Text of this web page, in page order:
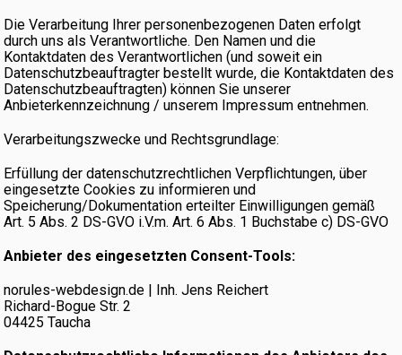
Die Verarbeitung Ihrer personenbezogenen Daten erfolgt
durch uns als Verantwortliche. Den Namen und die
Kontaktdaten des Verantwortlichen (und soweit ein
Datenschutzbeauftragter bestellt wurde, die Kontaktdaten des
Datenschutzbeauftragten) können Sie unserer
Anbieterkennzeichnung / unserem Impressum entnehmen.
Verarbeitungszwecke und Rechtsgrundlage:
Erfüllung der datenschutzrechtlichen Verpflichtungen, über
eingesetzte Cookies zu informieren und
Speicherung/Dokumentation erteilter Einwilligungen gemäß
Art. 5 Abs. 2 DS-GVO i.V.m. Art. 6 Abs. 1 Buchstabe c) DS-GVO
Anbieter des eingesetzten Consent-Tools:
norules-webdesign.de | Inh. Jens Reichert
Richard-Bogue Str. 2
04425 Taucha